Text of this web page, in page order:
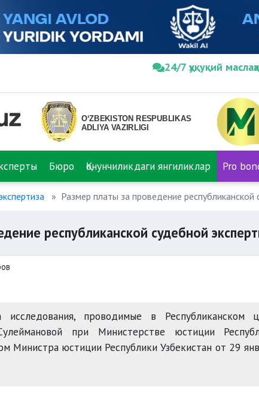
24/7 ҳуқуқий
Бюро Қонунчиликдаги янгиликлар Pro
Размер платы за проведение республиканской
республиканской судебной
исследования, проводимые в Республиканском
при Министерстве юстиции
Министра юстиции Республики Узбекистан от 29